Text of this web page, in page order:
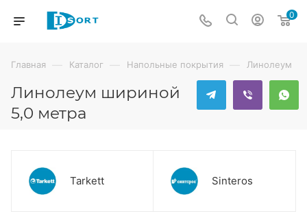
0
Главная — Каталог — Напольные покрытия — Линолеум
Линолеум шириной
5,0 метра
Tarkett Sinteros